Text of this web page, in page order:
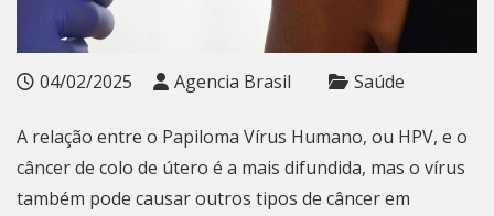
04/02/2025 Agencia Brasil Saúde
A relação entre o Papiloma Vírus Humano, ou HPV, e o
câncer de colo de útero é a mais difundida, mas o vírus
também pode causar outros tipos de câncer em